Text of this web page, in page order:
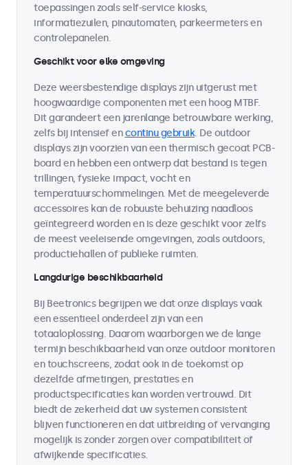
toepassingen zoals self-service kiosks,
informatiezuilen, pinautomaten, parkeermeters en
controlepanelen.
Geschikt voor elke omgeving
Deze weersbestendige displays zijn uitgerust met
hoogwaardige componenten met een hoog MTBF.
Dit garandeert een jarenlange betrouwbare werking,
zelfs bij intensief encontinu gebruik. De outdoor
displays zijn voorzien van een thermisch gecoat PCB-
board en hebben een ontwerp dat bestand is tegen
trillingen, fysieke impact, vocht en
temperatuurschommelingen. Met de meegeleverde
accessoires kan de robuuste behuizing naadloos
geïntegreerd worden en is deze geschikt voor zelfs
de meest veeleisende omgevingen, zoals outdoors,
productiehallen of publieke ruimten.
Langdurige beschikbaarheid
Bij Beetronics begrijpen we dat onze displays vaak
een essentieel onderdeel zijn van een
totaaloplossing. Daarom waarborgen we de lange
termijn beschikbaarheid van onze outdoor monitoren
en touchscreens, zodat ook in de toekomst op
dezelfde afmetingen, prestaties en
productspecificaties kan worden vertrouwd. Dit
biedt de zekerheid dat uw systemen consistent
blijven functioneren en dat uitbreiding of vervanging
mogelijk is zonder zorgen over compatibiliteit of
afwijkende specificaties.